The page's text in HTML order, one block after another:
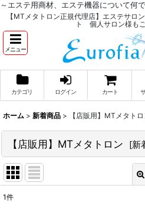
～エステ用商材、エステ機器について何
【MTメタトロン正規代理店】エステサ
ト 個人サロン様も
メニュー
カテゴリ ログイン カート
ホーム > 新着商品 > 【店販用】MTメタトロ
【店販用】MTメタトロン [新
1件